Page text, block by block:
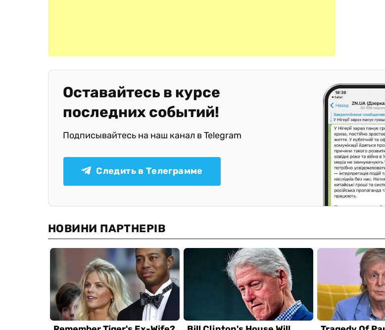
Оставайтесь в курсе
последних событий!
Подписывайтесь на наш канал в Telegram
Следить в Телеграмме